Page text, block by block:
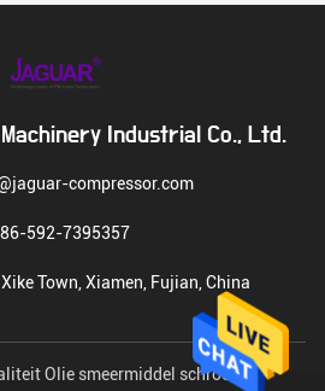
Industrial Co., Ltd.
compressor.com
86-592-7395357
Town, Xiamen, Fujian, China
Olie smeermiddel schroef